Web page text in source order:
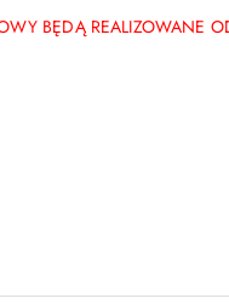
BĘDĄ REALIZOWANE